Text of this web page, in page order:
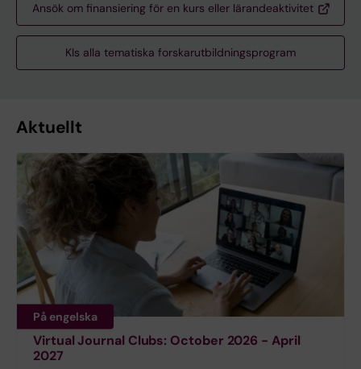
Ansök om finansiering för en kurs eller lärandeaktivitet
KIs alla tematiska forskarutbildningsprogram
Aktuellt
På engelska
Virtual Journal Clubs: October 2026 - April
2027